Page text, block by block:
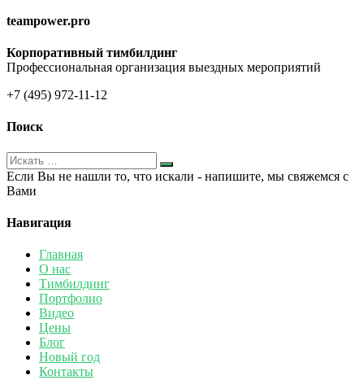
teampower.pro
Корпоративный тимбилдинг
Профессиональная организация выездных мероприятий
+7 (495) 972-11-12
Поиск
Если Вы не нашли то, что искали - напишите, мы свяжемся с
Вами
Навигация
Главная
О нас
Тимбилдинг
Портфолио
Видео
Цены
Блог
Новый год
Контакты